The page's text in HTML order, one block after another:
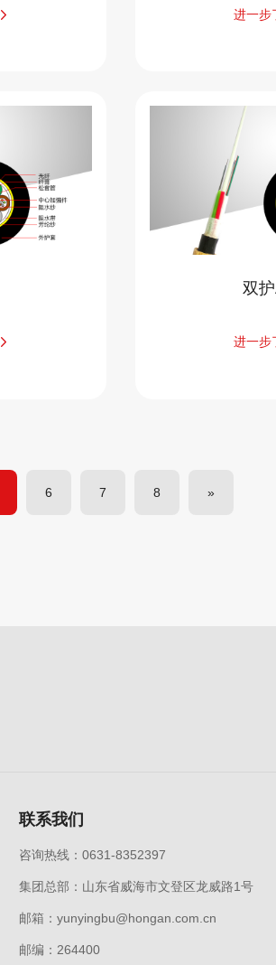
进一步
双
进一步
6 7 8 »
联系我们
咨询热线：0631-8352397
集团总部：山东省威海市文登区龙威路1号
邮箱：yunyingbu@hongan.com.cn
邮编：264400